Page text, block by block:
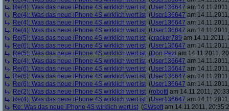
Re(4): Was das neue iPhone 4S wirklich wert ist (User136647 am
Re(4): Was das neue iPhone 4S wirklich wert ist (User136647 am
Re(4): Was das neue iPhone 4S wirklich wert ist (User136647 am
Re(4): Was das neue iPhone 4S wirklich wert ist (User136647 am
Re(5): Was das neue iPhone 4S wirklich wert ist (cracker789 am 14.11.2011,
Re(6): Was das neue iPhone 4S wirklich wert ist (User136647 am
Re(5): Was das neue iPhone 4S wirklich wert ist (Don Pezi am 14.11.2011,
Re(4): Was das neue iPhone 4S wirklich wert ist (User136647 am
Re(6): Was das neue iPhone 4S wirklich wert ist (User136647 am
Re(6): Was das neue iPhone 4S wirklich wert ist (User136647 am
Re(6): Was das neue iPhone 4S wirklich wert ist (User136647 am
Re(2): Was das neue iPhone 4S wirklich wert ist (robotti am 14.11.2011,
Re(4): Was das neue iPhone 4S wirklich wert ist (User136647 am
Re: Was das neue iPhone 4S wirklich wert ist (CWsoft am 14.11.2011,